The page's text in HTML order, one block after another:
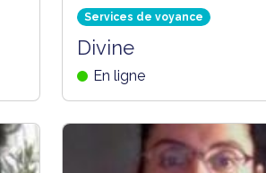
Services de voyance
Divine
En ligne